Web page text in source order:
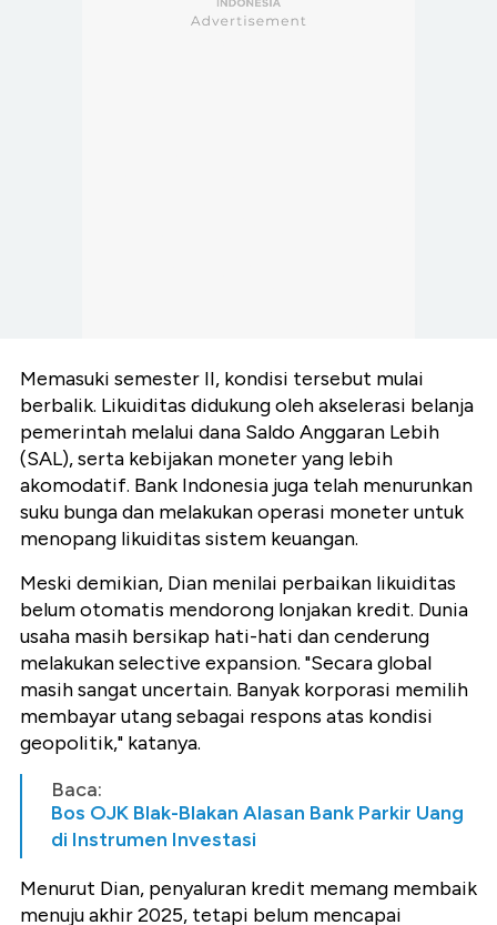
Memasuki semester II, kondisi tersebut mulai
berbalik. Likuiditas didukung oleh akselerasi belanja
pemerintah melalui dana Saldo Anggaran Lebih
(SAL), serta kebijakan moneter yang lebih
akomodatif. Bank Indonesia juga telah menurunkan
suku bunga dan melakukan operasi moneter untuk
menopang likuiditas sistem keuangan.
Meski demikian, Dian menilai perbaikan likuiditas
belum otomatis mendorong lonjakan kredit. Dunia
usaha masih bersikap hati-hati dan cenderung
melakukan selective expansion. "Secara global
masih sangat uncertain. Banyak korporasi memilih
membayar utang sebagai respons atas kondisi
geopolitik," katanya.
Baca:
Bos OJK Blak-Blakan Alasan Bank Parkir Uang
di Instrumen Investasi
Menurut Dian, penyaluran kredit memang membaik
menuju akhir 2025, tetapi belum mencapai